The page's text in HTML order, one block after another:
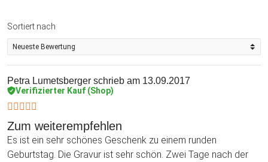
Sortiert nach
Petra Lumetsberger schrieb am 13.09.2017
Verifizierter Kauf (Shop)
Zum weiterempfehlen
Es ist ein sehr schönes Geschenk zu einem runden
Geburtstag. Die Gravur ist sehr schön. Zwei Tage nach der